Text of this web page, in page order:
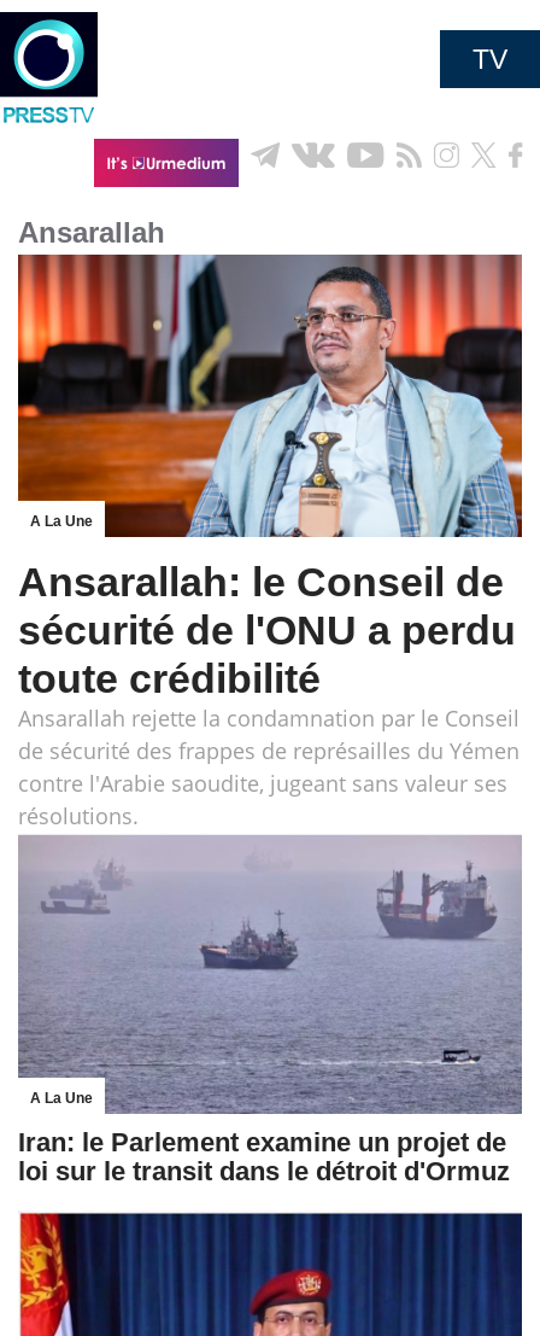
TV
Ansarallah
A La Une
Ansarallah: le Conseil de
sécurité de l'ONU a perdu
toute crédibilité
Ansarallah rejette la condamnation par le Conseil
de sécurité des frappes de représailles du Yémen
contre l'Arabie saoudite, jugeant sans valeur ses
résolutions.
A La Une
Iran: le Parlement examine un projet de
loi sur le transit dans le détroit d'Ormuz